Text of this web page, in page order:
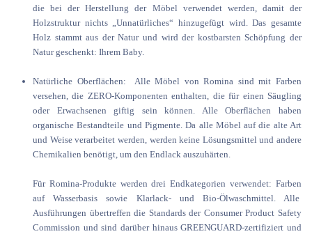
die bei der Herstellung der Möbel verwendet werden, damit der
Holzstruktur nichts „Unnatürliches“ hinzugefügt wird. Das gesamte
Holz stammt aus der Natur und wird der kostbarsten Schöpfung der
Natur geschenkt: Ihrem Baby.
Natürliche Oberflächen: Alle Möbel von Romina sind mit Farben
versehen, die ZERO-Komponenten enthalten, die für einen Säugling
oder Erwachsenen giftig sein können. Alle Oberflächen haben
organische Bestandteile und Pigmente. Da alle Möbel auf die alte Art
und Weise verarbeitet werden, werden keine Lösungsmittel und andere
Chemikalien benötigt, um den Endlack auszuhärten.
Für Romina-Produkte werden drei Endkategorien verwendet: Farben
auf Wasserbasis sowie Klarlack- und Bio-Ölwaschmittel. Alle
Ausführungen übertreffen die Standards der Consumer Product Safety
Commission und sind darüber hinaus GREENGUARD-zertifiziert und